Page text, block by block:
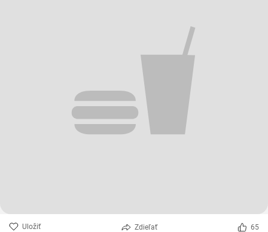
Uložiť Zdieľať 65